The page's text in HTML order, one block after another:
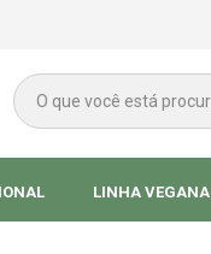
LINHA VEGANA